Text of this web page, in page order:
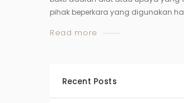
pihak beperkara yang digunakan
Read more
Recent Posts